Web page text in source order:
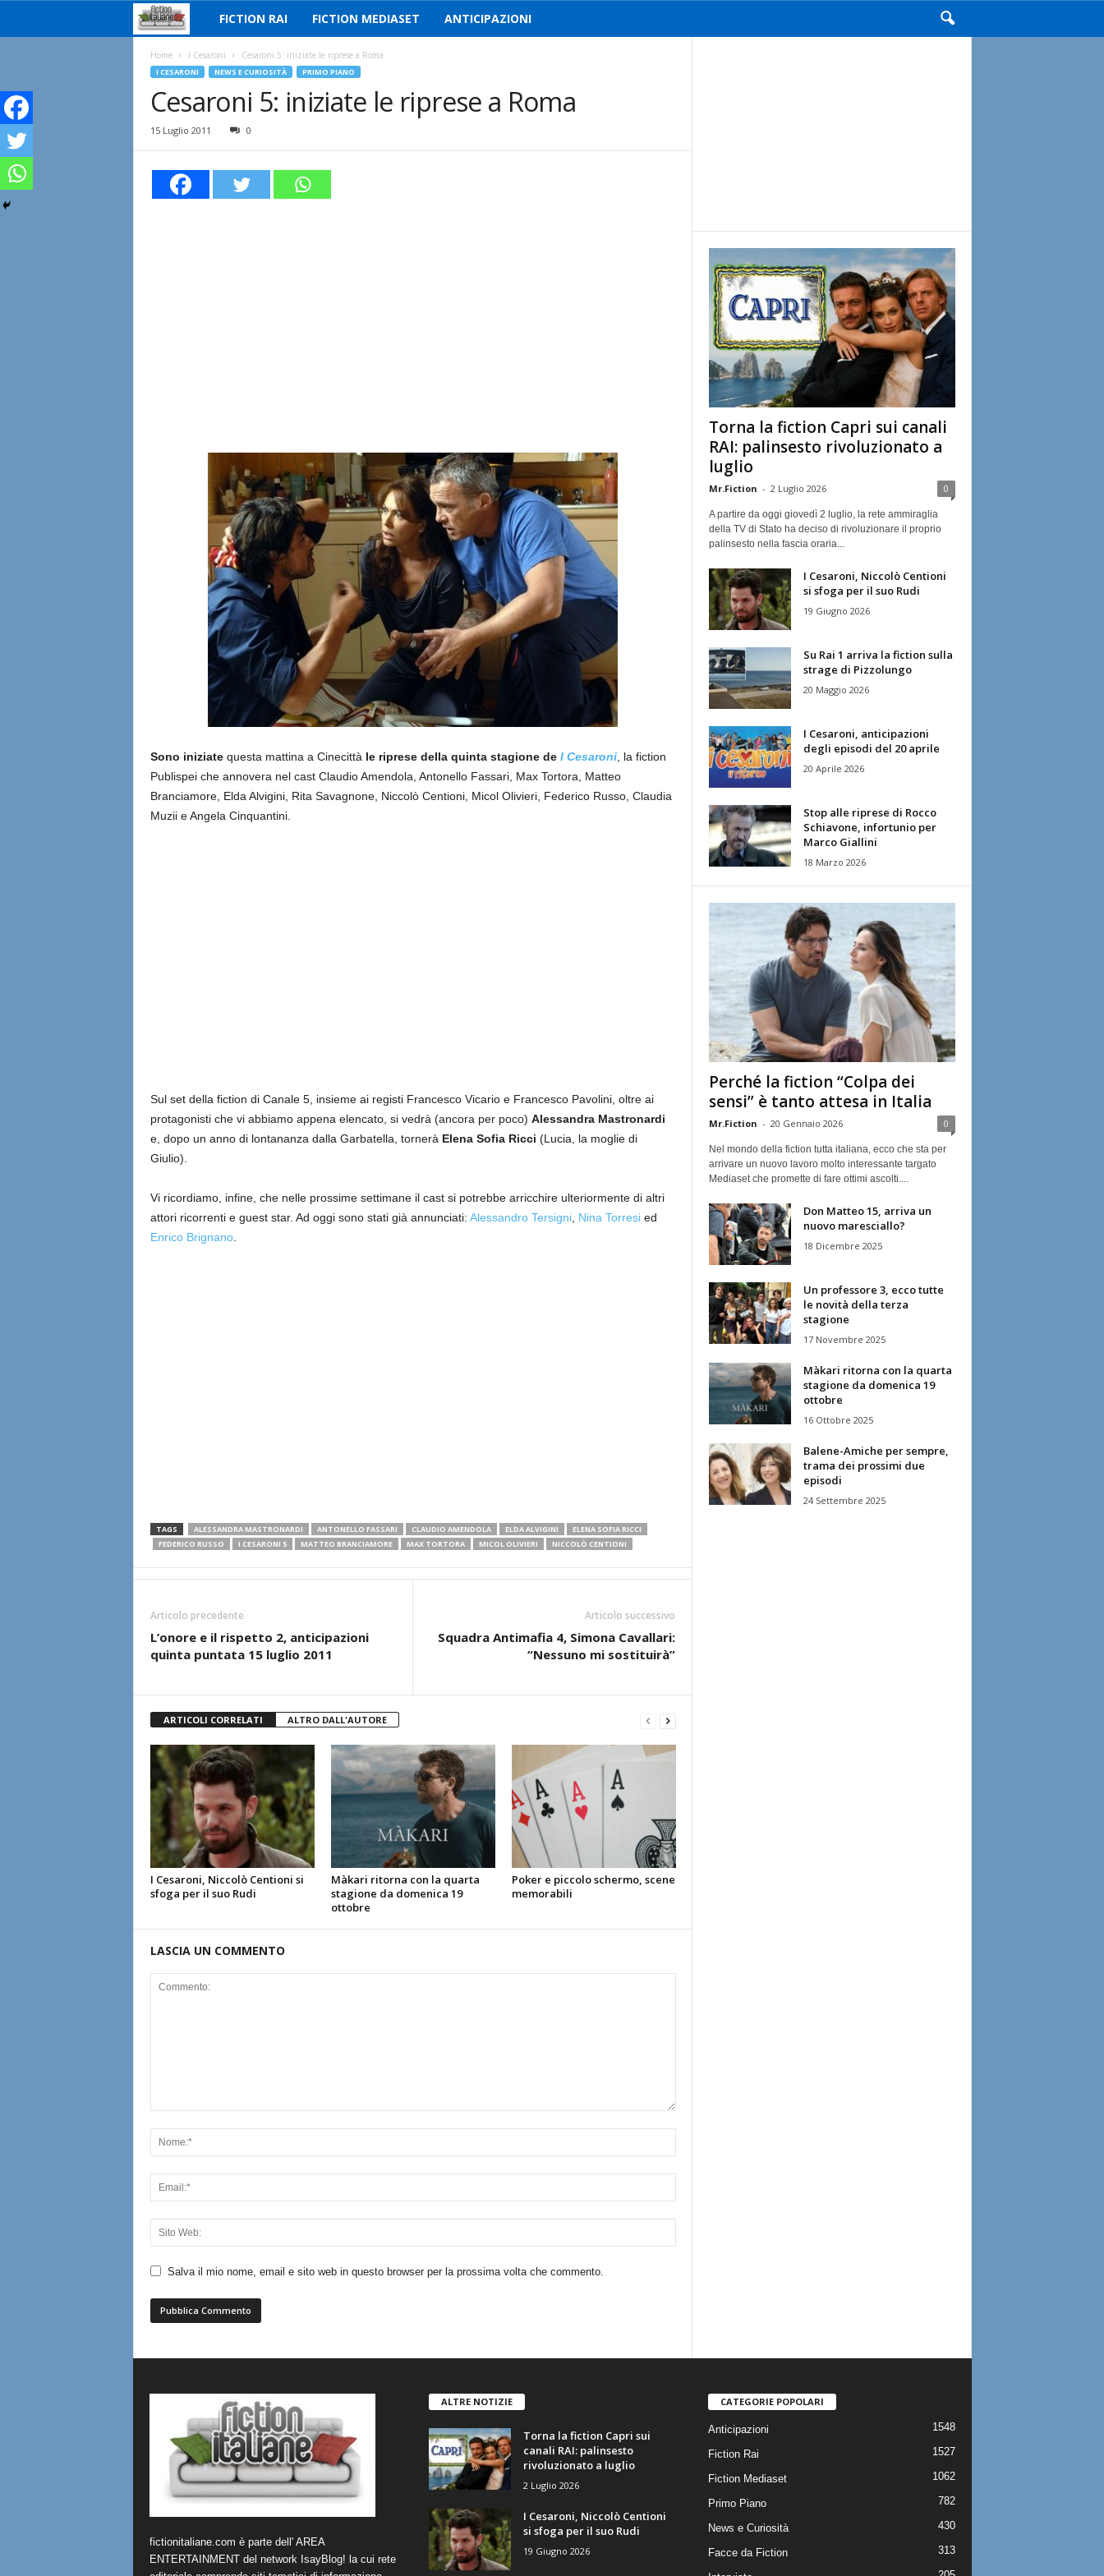
i
t
o
a
e
FICTION RAI FICTION MEDIASET ANTICIPAZIONI
Home I Cesaroni Cesaroni 5: iniziate le riprese a Roma
I CESARONI NEWS E CURIOSITÀ PRIMO PIANO
Cesaroni 5: iniziate le riprese a Roma
15 Luglio 2011 0
Sono iniziatequesta mattina a Cinecittà le riprese della quinta stagione de I Cesaroni, la fiction
Publispei che annovera nel cast Claudio Amendola, Antonello Fassari, Max Tortora, Matteo
Branciamore, Elda Alvigini, Rita Savagnone, Niccolò Centioni, Micol Olivieri, Federico Russo, Claudia
Muzii e Angela Cinquantini.
Sul set della fiction di Canale 5, insieme ai registi Francesco Vicario e Francesco Pavolini, oltre ai
protagonisti che vi abbiamo appena elencato, si vedrà (ancora per poco) Alessandra Mastronardi
e, dopo un anno di lontananza dalla Garbatella, tornerà Elena Sofia Ricci (Lucia, la moglie di
Giulio).
Vi ricordiamo, infine, che nelle prossime settimane il cast si potrebbe arricchire ulteriormente di altri
attori ricorrenti e guest star. Ad oggi sono stati già annunciati: Alessandro Tersigni, Nina Torresied
Enrico Brignano.
TAGS ALESSANDRA MASTRONARDI ANTONELLO FASSARI CLAUDIO AMENDOLA ELDA ALVIGINI
ELENA SOFIA RICCI
FEDERICO RUSSO
I CESARONI 5 MATTEO BRANCIAMORE MAX TORTORA MICOL OLIVIERI NICCOLÒ CENTIONI
Articolo precedente
L’onore e il rispetto 2, anticipazioni
quinta puntata 15 luglio 2011
Articolo successivo
Squadra Antimafia 4, Simona Cavallari:
“Nessuno mi sostituirà”
ARTICOLI CORRELATI ALTRO DALL'AUTORE
I Cesaroni, Niccolò Centioni si
sfoga per il suo Rudi
Màkari ritorna con la quarta
stagione da domenica 19
ottobre
Poker e piccolo schermo, scene
memorabili
LASCIA UN COMMENTO
Salva il mio nome, email e sito web in questo browser per la prossima volta che commento.
Torna la fiction Capri sui canali
RAI: palinsesto rivoluzionato a
luglio
Mr.Fiction - 2 Luglio 2026 0
A partire da oggi giovedì 2 luglio, la rete ammiraglia
della TV di Stato ha deciso di rivoluzionare il proprio
palinsesto nella fascia oraria...
I Cesaroni, Niccolò Centioni
si sfoga per il suo Rudi
19 Giugno 2026
Su Rai 1 arriva la fiction sulla
strage di Pizzolungo
20 Maggio 2026
I Cesaroni, anticipazioni
degli episodi del 20 aprile
20 Aprile 2026
Stop alle riprese di Rocco
Schiavone, infortunio per
Marco Giallini
18 Marzo 2026
Perché la fiction “Colpa dei
sensi” è tanto attesa in Italia
Mr.Fiction - 20 Gennaio 2026 0
Nel mondo della fiction tutta italiana, ecco che sta per
arrivare un nuovo lavoro molto interessante targato
Mediaset che promette di fare ottimi ascolti....
Don Matteo 15, arriva un
nuovo maresciallo?
18 Dicembre 2025
Un professore 3, ecco tutte
le novità della terza
stagione
17 Novembre 2025
Màkari ritorna con la quarta
stagione da domenica 19
ottobre
16 Ottobre 2025
Balene-Amiche per sempre,
trama dei prossimi due
episodi
24 Settembre 2025
fictionitaliane.com è parte dell' AREA
ENTERTAINMENT del network IsayBlog! la cui rete
ALTRE NOTIZIE
Torna la fiction Capri sui
canali RAI: palinsesto
rivoluzionato a luglio
2 Luglio 2026
I Cesaroni, Niccolò Centioni
si sfoga per il suo Rudi
19 Giugno 2026
CATEGORIE POPOLARI
Anticipazioni 1548
Fiction Rai 1527
Fiction Mediaset 1062
Primo Piano 782
News e Curiosità 430
Facce da Fiction 313